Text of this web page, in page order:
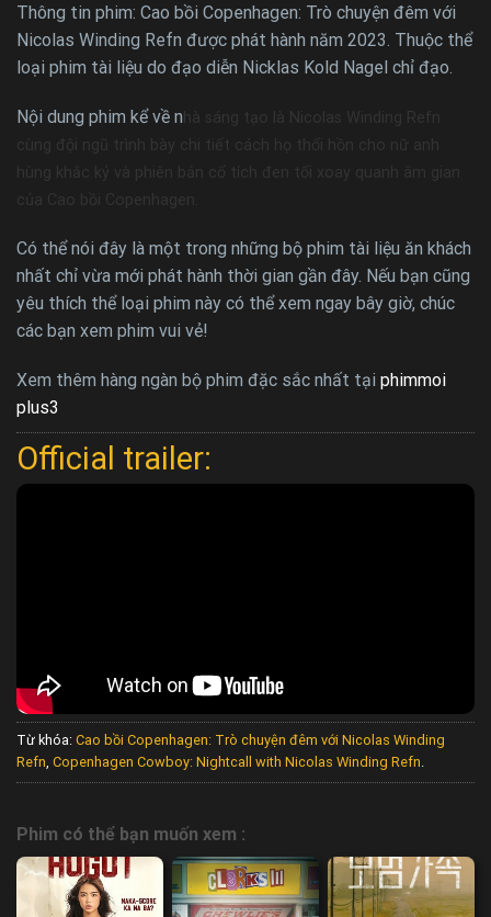
Thông tin phim: Cao bồi Copenhagen: Trò chuyện đêm với
Nicolas Winding Refn được phát hành năm 2023. Thuộc thể
loại phim tài liệu do đạo diễn Nicklas Kold Nagel chỉ đạo.
Nội dung phim kể về n hà sáng tạo là Nicolas Winding Refn
cùng đội ngũ trình bày chi tiết cách họ thổi hồn cho nữ anh
hùng khắc kỷ và phiên bản cổ tích đen tối xoay quanh âm gian
của Cao bồi Copenhagen.
Có thể nói đây là một trong những bộ phim tài liệu ăn khách
nhất chỉ vừa mới phát hành thời gian gần đây. Nếu bạn cũng
yêu thích thể loại phim này có thể xem ngay bây giờ, chúc
các bạn xem phim vui vẻ!
Xem thêm hàng ngàn bộ phim đặc sắc nhất tại phimmoi
plus3
Official trailer:
Từ khóa: Cao bồi Copenhagen: Trò chuyện đêm với Nicolas Winding
Refn, Copenhagen Cowboy: Nightcall with Nicolas Winding Refn.
Phim có thể bạn muốn xem :